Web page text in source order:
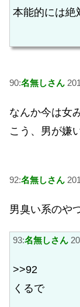
本能的には絶
90:名無しさん
なんか今は女
こう、男が嫌
92:名無しさん
男臭い系のや
93:名無しさん
>>92
くるで